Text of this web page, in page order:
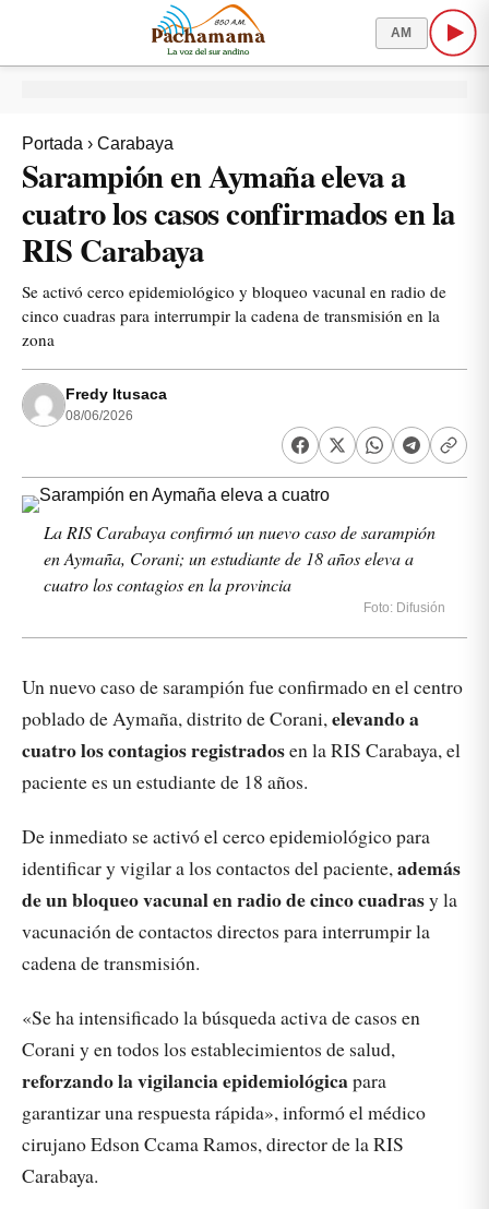
AM
Portada › Carabaya
Sarampión en Aymaña eleva a
cuatro los casos confirmados en la
RIS Carabaya
Se activó cerco epidemiológico y bloqueo vacunal en radio de
cinco cuadras para interrumpir la cadena de transmisión en la
zona
Fredy Itusaca
08/06/2026
La RIS Carabaya confirmó un nuevo caso de sarampión
en Aymaña, Corani; un estudiante de 18 años eleva a
cuatro los contagios en la provincia
Foto: Difusión
Un nuevo caso de sarampión fue confirmado en el centro
poblado de Aymaña, distrito de Corani,elevando a
cuatro los contagios registradosen la RIS Carabaya, el
paciente es un estudiante de 18 años.
De inmediato se activó el cerco epidemiológico para
identificar y vigilar a los contactos del paciente,además
de un bloqueo vacunal en radio de cinco cuadrasy la
vacunación de contactos directos para interrumpir la
cadena de transmisión.
«Se ha intensificado la búsqueda activa de casos en
Corani y en todos los establecimientos de salud,
reforzando la vigilancia epidemiológicapara
garantizar una respuesta rápida», informó el médico
cirujano Edson Ccama Ramos, director de la RIS
Carabaya.